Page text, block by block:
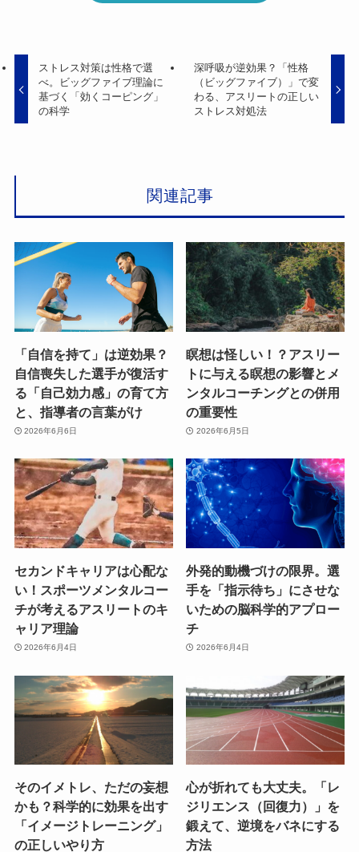
ストレス対策は性格で選
べ。ビッグファイブ理論に
基づく「効くコーピング」
の科学
深呼吸が逆効果？「性格
（ビッグファイブ）」で変
わる、アスリートの正しい
ストレス対処法
関連記事
「自信を持て」は逆効果？
自信喪失した選手が復活す
る「自己効力感」の育て方
と、指導者の言葉がけ
2026年6月6日
瞑想は怪しい！？アスリー
トに与える瞑想の影響とメ
ンタルコーチングとの併用
の重要性
2026年6月5日
セカンドキャリアは心配な
い！スポーツメンタルコー
チが考えるアスリートのキ
ャリア理論
2026年6月4日
外発的動機づけの限界。選
手を「指示待ち」にさせな
いための脳科学的アプロー
チ
2026年6月4日
そのイメトレ、ただの妄想
かも？科学的に効果を出す
「イメージトレーニング」
の正しいやり方
心が折れても大丈夫。「レ
ジリエンス（回復力）」を
鍛えて、逆境をバネにする
方法